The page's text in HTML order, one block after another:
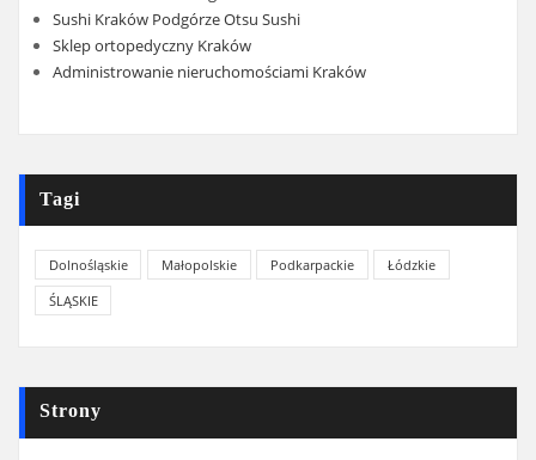
Sushi Kraków Podgórze Otsu Sushi
Sklep ortopedyczny Kraków
Administrowanie nieruchomościami Kraków
Tagi
Dolnośląskie Małopolskie Podkarpackie
Łódzkie
ŚLĄSKIE
Strony